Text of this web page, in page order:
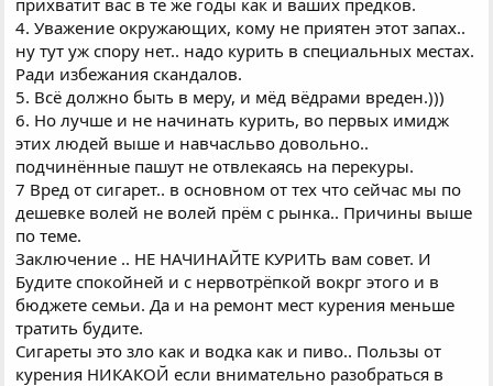
4. Уважение окружающих, кому не приятен этот запах..
ну тут уж спору нет.. надо курить в специальных местах.
Ради избежания скандалов.
5. Всё должно быть в меру, и мёд вёдрами вреден.)))
6. Но лучше и не начинать курить, во первых имидж
этих людей выше и навчасльво довольно..
подчинённые пашут не отвлекаясь на перекуры.
7 Вред от сигарет.. в основном от тех что сейчас мы по
дешевке волей не волей прём с рынка.. Причины выше
по теме.
Заключение .. НЕ НАЧИНАЙТЕ КУРИТЬ вам совет. И
Будите спокойней и с нервотрёпкой вокрг этого и в
бюджете семьи. Да и на ремонт мест курения меньше
тратить будите.
Сигареты это зло как и водка как и пиво.. Пользы от
курения НИКАКОЙ если внимательно разобраться в